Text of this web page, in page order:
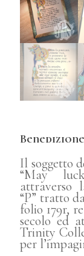
Il soggetto
“May
attraverso
“P” tratto
folio 179r,
secolo ed
Trinity
per